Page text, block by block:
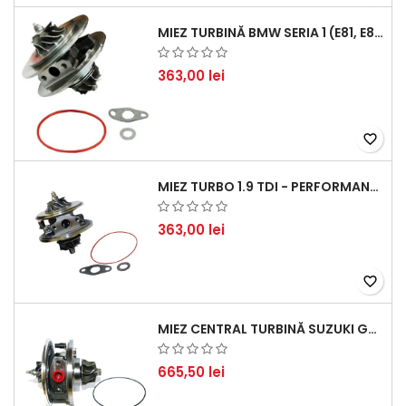
MIEZ TURBINĂ BMW SERIA 1 (E81, E87) 120 D - CREȘTEȚI PERFORMANȚA ȘI RĂSPUNSUL MOTORULUI
363,00 lei
favorite_border
MIEZ TURBO 1.9 TDI - PERFORMANȚĂ FIABILĂ PENTRU AUDI, SEAT, SKODA ȘI VW
363,00 lei
favorite_border
MIEZ CENTRAL TURBINĂ SUZUKI GRAND ESCUDO II 1.9 DDIS TRACȚIUNE INTEGRALĂ - MOTORIZARE 1.9L, 95 KW (129 CP)
665,50 lei